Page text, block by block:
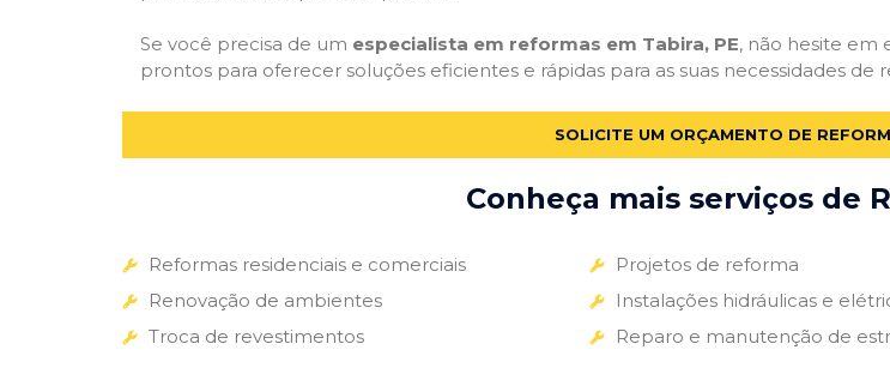
Se você precisa de um especialista em reformas em Tabira, PE, não hesite em
prontos para oferecer soluções eficientes e rápidas para as suas necessidades de
SOLICITE UM ORÇAMENTO DE
Conheça mais serviços de
Reformas residenciais e comerciais
Renovação de ambientes
Troca de revestimentos
Projetos de reforma
Instalações hidráulicas e
Reparo e manutenção de